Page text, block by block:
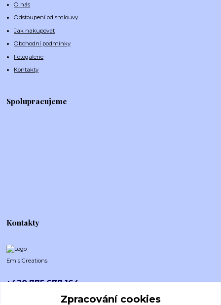
O nás
Odstoupení od smlouvy
Jak nakupovat
Obchodní podmínky
Fotogalerie
Kontakty
Spolupracujeme
Kontakty
Em's Creations
+420 775 677 164
Zpracování cookies